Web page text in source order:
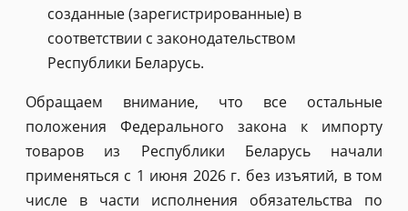
созданные (зарегистрированные) в
соответствии с законодательством
Республики Беларусь.
Обращаем внимание, что все остальные
положения Федерального закона к импорту
товаров из Республики Беларусь начали
применяться с 1 июня 2026 г. без изъятий, в том
числе в части исполнения обязательства по